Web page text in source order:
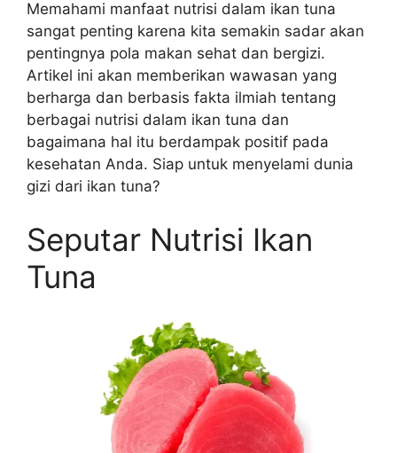
Memahami manfaat nutrisi dalam ikan tuna
sangat penting karena kita semakin sadar akan
pentingnya pola makan sehat dan bergizi.
Artikel ini akan memberikan wawasan yang
berharga dan berbasis fakta ilmiah tentang
berbagai nutrisi dalam ikan tuna dan
bagaimana hal itu berdampak positif pada
kesehatan Anda. Siap untuk menyelami dunia
gizi dari ikan tuna?
Seputar Nutrisi Ikan
Tuna